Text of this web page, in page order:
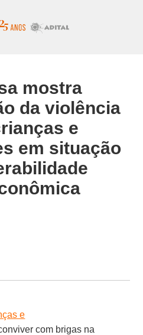
mostra
da violência
e
em situação
e
com brigas na